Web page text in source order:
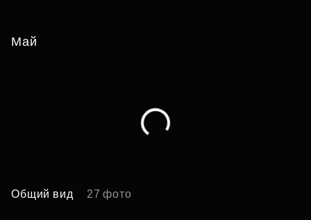
Май
Общий вид 27 фото